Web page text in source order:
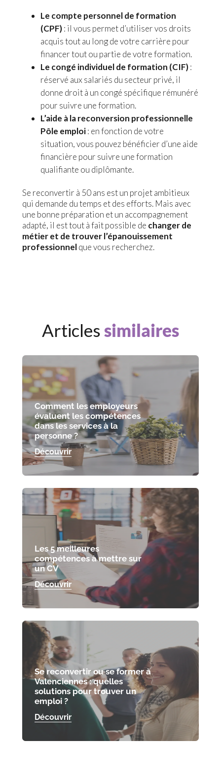
Le compte personnel de formation
(CPF): il vous permet d’utiliser vos droits
acquis tout au long de votre carrière pour
financer tout ou partie de votre formation.
Le congé individuel de formation (CIF):
réservé aux salariés du secteur privé, il
donne droit à un congé spécifique rémunéré
pour suivre une formation.
L’aide à la reconversion professionnelle
Pôle emploi: en fonction de votre
situation, vous pouvez bénéficier d’une aide
financière pour suivre une formation
qualifiante ou diplômante.
Se reconvertir à 50 ans est un projet ambitieux
qui demande du temps et des efforts. Mais avec
une bonne préparation et un accompagnement
adapté, il est tout à fait possible de changer de
métier et de trouver l’épanouissement
professionnelque vous recherchez.
Articlessimilaires
Comment les employeurs
évaluent les compétences
dans les services à la
personne ?
Découvrir
Les 5 meilleures
compétences à mettre sur
un CV
Découvrir
Se reconvertir ou se former à
Valenciennes : quelles
solutions pour trouver un
emploi ?
Découvrir